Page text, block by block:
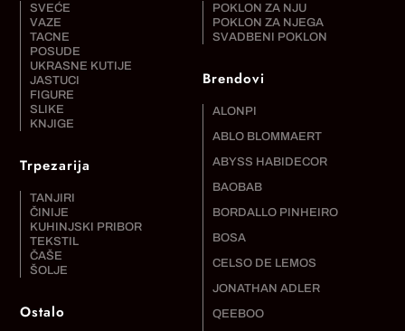
SVEĆE
VAZE
TACNE
POSUDE
UKRASNE KUTIJE
JASTUCI
FIGURE
SLIKE
KNJIGE
Trpezarija
TANJIRI
ČINIJE
KUHINJSKI PRIBOR
TEKSTIL
ČAŠE
ŠOLJE
Ostalo
POKLON ZA NJU
POKLON ZA NJEGA
SVADBENI POKLON
Brendovi
ALONPI
ABLO BLOMMAERT
ABYSS HABIDECOR
BAOBAB
BORDALLO PINHEIRO
BOSA
CELSO DE LEMOS
JONATHAN ADLER
QEEBOO